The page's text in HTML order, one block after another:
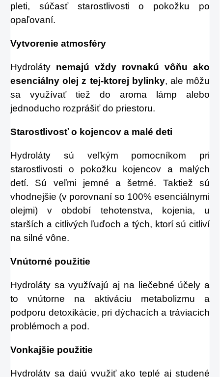
pleti, súčasť starostlivosti o pokožku po
opaľovaní.
Vytvorenie atmosféry
Hydroláty nemajú vždy rovnakú vôňu ako
esenciálny olej z tej-ktorej bylinky, ale môžu
sa využívať tiež do aroma lámp alebo
jednoducho rozprášiť do priestoru.
Starostlivosť o kojencov a malé deti
Hydroláty sú veľkým pomocníkom pri
starostlivosti o pokožku kojencov a malých
detí. Sú veľmi jemné a šetrné. Taktiež sú
vhodnejšie (v porovnaní so 100% esenciálnymi
olejmi) v období tehotenstva, kojenia, u
starších a citlivých ľuďoch a tých, ktorí sú citliví
na silné vône.
Vnútorné použitie
Hydroláty sa využívajú aj na liečebné účely a
to vnútorne na aktiváciu metabolizmu a
podporu detoxikácie, pri dýchacích a tráviacich
problémoch a pod.
Vonkajšie použitie
Hydroláty sa dajú využiť ako teplé aj studené